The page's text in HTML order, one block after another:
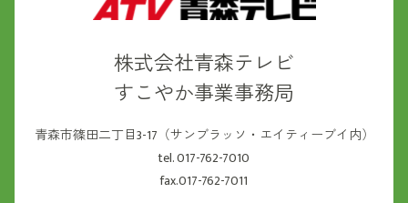
株式会社青森テレビ
すこやか事業事務局
青森市篠田二丁目3-17（サンブラッソ・エイティーブイ内）
tel. 017-762-7010
fax.017-762-7011